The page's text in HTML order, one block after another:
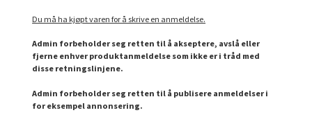
Du må ha kjøpt varen for å skrive en anmeldelse.
Admin forbeholder seg retten til å akseptere, avslå eller
fjerne enhver produktanmeldelse som ikke er i tråd med
disse retningslinjene.
Admin forbeholder seg retten til å publisere anmeldelser i
for eksempel annonsering.